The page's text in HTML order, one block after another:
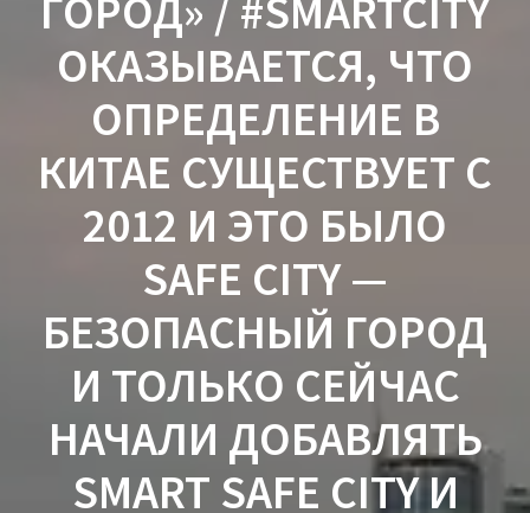
ОКАЗЫВАЕТСЯ, ЧТО
ОПРЕДЕЛЕНИЕ В
КИТАЕ СУЩЕСТВУЕТ С
2012 И ЭТО БЫЛО
SAFE CITY —
БЕЗОПАСНЫЙ ГОРОД
И ТОЛЬКО СЕЙЧАС
НАЧАЛИ ДОБАВЛЯТЬ
SMART SAFE CITY И